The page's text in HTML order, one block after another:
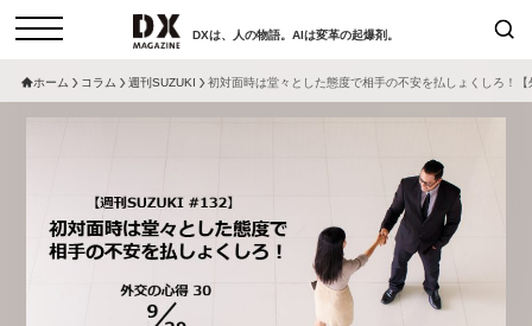
DXは、人の物語。AIは変革の起爆剤。
サービスメニュー 日本オムニチャネル協会
現在開催予定のセミナー
ホーム コラム 週刊SUZUKI 初対面時は堂々とした態度で相手の不安を払しょくしろ！